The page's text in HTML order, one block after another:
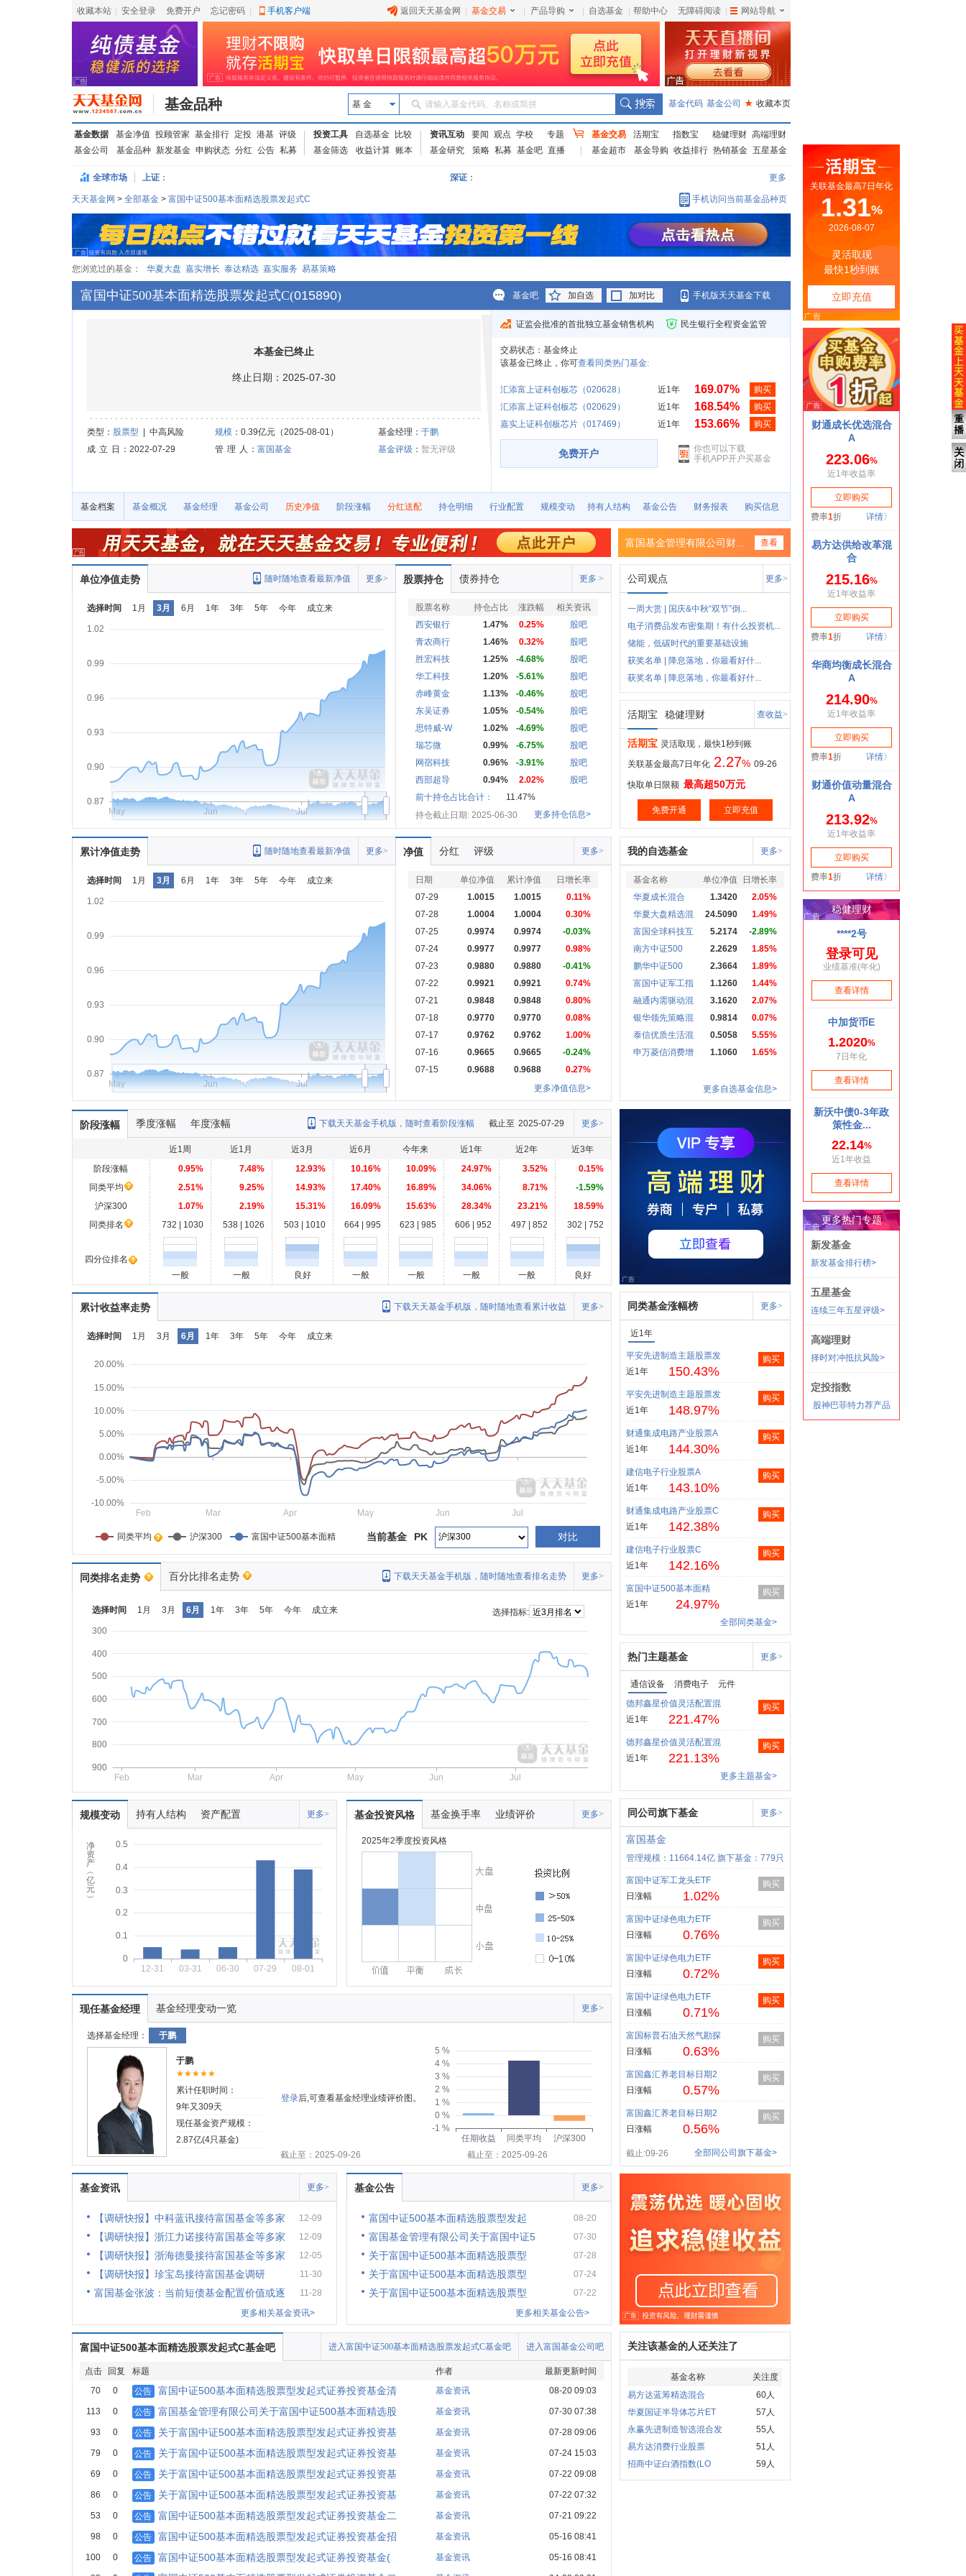
收藏本站 安全登录 免费开户 忘记密码 手机客户端 返回天天基金网 基金交易 产品导购 自选基金 帮助中心 无障碍阅读 网站导航
基金品种 基 金 请输入基金代码、名称或简拼 基金代码 基金公司 ★ 收藏本页
基金数据 基金净值 投顾管家 基金排行 定投 港基 评级
基金公司
基金品种 新发基金 申购状态 分红 公告 私募
投资工具 自选基金
比较
基金筛选
收益计算 账本
资讯互动 要闻 观点 学校
专题
基金研究
策略 私募 基金吧 直播
基金交易 活期宝 指数宝 稳健理财 高端理财
基金超市
基金导购 收益排行 热销基金 五星基金
全球市场 上证： 深证： 更多
天天基金网 > 全部基金 > 富国中证500基本面精选股票发起式C 手机访问当前基金品种页
您浏览过的基金： 华夏大盘 嘉实增长 泰达精选 嘉实服务 易基策略
富国中证500基本面精选股票发起式C(015890) 基金吧 加自选 加对比 手机版天天基金下载
本基金已终止
终止日期：2025-07-30
类型： 股票型 | 中高风险 规模：0.39亿元（2025-08-01） 基金经理： 于鹏
成 立 日
：2022-07-29 管 理 人 ： 富国基金 基金评级 ： 暂无评级
证监会批准的首批独立基金销售机构 民生银行全程资金监管
交易状态： 基金终止
该基金已终止，你可查看同类热门基金:
汇添富上证科创板芯（020628） 近1年 169.07%
购买
汇添富上证科创板芯（020629）
近1年 168.54%
购买
嘉实上证科创板芯片（017469）
近1年 153.66% 购买
免费开户
你也可以下载
手机APP开户买基金
基金档案 基金概况 基金经理 基金公司 历史净值 阶段涨幅 分红送配 持仓明细 行业配置 规模变动 持有人结构 基金公告 财务报表 购买信息
富国基金管理有限公司财... 查看
单位净值走势 更多>
随时随地查看最新净值
选择时间 1月 3月 6月 1年 3年 5年 今年 成立来
0.87
0.90
0.93
0.96
0.99
1.02
May Jun Jul
股票持仓 债券持仓 更多 >
股票名称 持仓占比 涨跌幅
相关资讯
西安银行
1.47% 0.25%
股吧
青农商行
1.46% 0.32%
股吧
胜宏科技
1.25% -4.68%
股吧
华工科技
1.20% -5.61%
股吧
赤峰黄金
1.13% -0.46%
股吧
东吴证券
1.05% -0.54%
股吧
思特威-W
1.02% -4.69%
股吧
瑞芯微
0.99% -6.75%
股吧
网宿科技
0.96% -3.91%
股吧
西部超导
0.94% 2.02%
股吧
前十持仓占比合计：
11.47%
持仓截止日期: 2025-06-30
更多持仓信息>
公司观点 更多>
一周大赏 | 国庆&中秋“双节”倒...
电子消费品发布密集期！有什么投资机...
储能，低碳时代的重要基础设施
获奖名单 | 降息落地，你最看好什...
获奖名单 | 降息落地，你最看好什...
活期宝 稳健理财 查收益>
活期宝 灵活取现，最快1秒到账
关联基金最高7日年化 2.27% 09-26
快取单日限额 最高超50万元
免费开通 立即充值
累计净值走势 更多>
随时随地查看最新净值
选择时间 1月 3月 6月 1年 3年 5年 今年 成立来
0.87
0.90
0.93
0.96
0.99
1.02
May Jun Jul
净值 分红 评级 更多>
日期 单位净值 累计净值
日增长率
07-29
1.0015 1.0015
0.11%
07-28
1.0004 1.0004
0.30%
07-25
0.9974 0.9974
-0.03%
07-24
0.9977 0.9977
0.98%
07-23
0.9880 0.9880
-0.41%
07-22
0.9921 0.9921
0.74%
07-21
0.9848 0.9848
0.80%
07-18
0.9770 0.9770
0.08%
07-17
0.9762 0.9762
1.00%
07-16
0.9665 0.9665
-0.24%
07-15
0.9688 0.9688
0.27%
更多净值信息>
我的自选基金 更多>
基金名称 单位净值
日增长率
华夏成长混合
1.3420
2.05%
华夏大盘精选混
24.5090
1.49%
富国全球科技互
5.2174
-2.89%
南方中证500
2.2629
1.85%
鹏华中证500
2.3664
1.89%
富国中证军工指
1.1260
1.44%
融通内需驱动混
3.1620
2.07%
银华领先策略混
0.9814
0.07%
泰信优质生活混
0.5058
5.55%
申万菱信消费增
1.1060 1.65%
更多自选基金信息>
阶段涨幅 季度涨幅 年度涨幅 更多>
截止至 2025-07-29
下载天天基金手机版，随时查看阶段涨幅
近1周 近1月 近3月 近6月 今年来 近1年 近2年
近3年
阶段涨幅
0.95% 7.48% 12.93% 10.16% 10.09% 24.97% 3.52%
0.15%
同类平均
2.51% 9.25% 14.93% 17.40% 16.89% 34.06% 8.71%
-1.59%
沪深300
1.07% 2.19% 15.31% 16.09% 15.63% 28.34% 23.21%
18.59%
同类排名
732 | 1030 538 | 1026 503 | 1010 664 | 995 623 | 985 606 | 952 497 | 852 302 | 752
四分位排名
一般
一般 良好 一般 一般 一般 一般 良好
累计收益率走势 更多>
下载天天基金手机版，随时随地查看累计收益
选择时间 1月 3月 6月 1年 3年 5年 今年 成立来
-10.00%
-5.00%
0.00%
5.00%
10.00%
15.00%
20.00%
Feb Mar Apr May Jun Jul
同类平均 沪深300 富国中证500基本面精 对比
PK
当前基金
同类排名走势 百分比排名走势 更多>
下载天天基金手机版，随时随地查看排名走势
选择时间 1月 3月 6月 1年 3年 5年 今年 成立来
选择指标:
300
400
500
600
700
800
900
Feb
Mar Apr May Jun Jul
规模变动 持有人结构 资产配置 更多>
净
资
产
︵
亿
元
︶
0
0.1
0.2
0.3
0.4
0.5
12-31 03-31 06-30 07-29 08-01
基金投资风格 基金换手率 业绩评价 更多>
2025年2季度投资风格
现任基金经理 基金经理变动一览 更多>
选择基金经理： 于鹏
于鹏
★★★★★
累计任职时间：
9年又309天
现任基金资产规模：
2.87亿(4只基金)
登录后,可查看基金经理业绩评价图。
-1 %
0 %
1 %
2 %
3 %
4 %
5 %
任期收益 同类平均
沪深300
截止至：2025-09-26
截止至：2025-09-26
基金资讯 更多>
【调研快报】中科蓝讯接待富国基金等多家 12-09
【调研快报】浙江力诺接待富国基金等多家 12-09
【调研快报】浙海德曼接待富国基金等多家 12-05
【调研快报】珍宝岛接待富国基金调研 11-30
富国基金张波：当前短债基金配置价值或逐
11-28
更多相关基金资讯>
基金公告 更多>
富国中证500基本面精选股票型发起 08-20
富国基金管理有限公司关于富国中证5 07-30
关于富国中证500基本面精选股票型 07-28
关于富国中证500基本面精选股票型 07-24
关于富国中证500基本面精选股票型
07-22
更多相关基金公告>
富国中证500基本面精选股票发起式C基金吧 进入富国基金公司吧
进入富国中证500基本面精选股票发起式C基金吧
点击 回复 标题 作者
最新更新时间
70
0 公告 富国中证500基本面精选股票型发起式证券投资基金清 基金资讯 08-20 09:03
113 0 公告 富国基金管理有限公司关于富国中证500基本面精选股 基金资讯 07-30 07:38
93 0 公告 关于富国中证500基本面精选股票型发起式证券投资基 基金资讯 07-28 09:06
79 0 公告 关于富国中证500基本面精选股票型发起式证券投资基 基金资讯 07-24 15:03
69 0 公告 关于富国中证500基本面精选股票型发起式证券投资基 基金资讯 07-22 09:08
86 0 公告 关于富国中证500基本面精选股票型发起式证券投资基 基金资讯 07-22 07:32
53 0 公告 富国中证500基本面精选股票型发起式证券投资基金二 基金资讯 07-21 09:22
98 0 公告 富国中证500基本面精选股票型发起式证券投资基金招 基金资讯 05-16 08:41
100 0 公告 富国中证500基本面精选股票型发起式证券投资基金( 基金资讯 05-16 08:41
同类基金涨幅榜 更多>
近1年
平安先进制造主题股票发
近1年
150.43%
购买
平安先进制造主题股票发
近1年
148.97%
购买
财通集成电路产业股票A
近1年
144.30%
购买
建信电子行业股票A
近1年
143.10%
购买
财通集成电路产业股票C
近1年
142.38%
购买
建信电子行业股票C
近1年
142.16%
购买
富国中证500基本面精
近1年
24.97%
购买
全部同类基金>
热门主题基金 更多>
通信设备 消费电子
元件
德邦鑫星价值灵活配置混
近1年
221.47%
购买
德邦鑫星价值灵活配置混
近1年
221.13%
购买
更多主题基金>
同公司旗下基金 更多>
富国基金
管理规模：11664.14亿 旗下基金：779只
富国中证军工龙头ETF
日涨幅
1.02%
购买
富国中证绿色电力ETF
日涨幅
0.76%
购买
富国中证绿色电力ETF
日涨幅
0.72%
购买
富国中证绿色电力ETF
日涨幅
0.71%
购买
富国标普石油天然气勘探
日涨幅
0.63%
购买
富国鑫汇养老目标日期2
日涨幅
0.57%
购买
富国鑫汇养老目标日期2
日涨幅
0.56%
购买
截止:09-26 全部同公司旗下基金>
关注该基金的人还关注了
基金名称
关注度
易方达蓝筹精选混合
60人
华夏国证半导体芯片ET
57人
永赢先进制造智选混合发
55人
易方达消费行业股票
51人
招商中证白酒指数(LO
59人